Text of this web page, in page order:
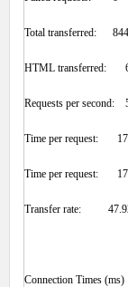
Total transferred:
HTML transferred:
Requests per second:
Time per request:
Time per request:
Transfer rate: 47.92
Connection Times (ms)